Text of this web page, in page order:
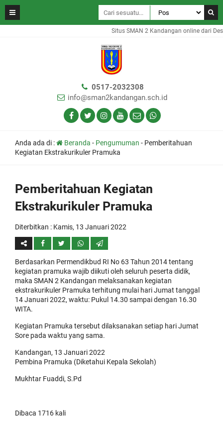
Situs SMAN 2 Kandangan online dari
0517-2032308
info@sman2kandangan.sch.id
Anda ada di : Beranda - Pengumuman - Pemberitahuan
Kegiatan Ekstrakurikuler Pramuka
Pemberitahuan Kegiatan
Ekstrakurikuler Pramuka
Diterbitkan : Kamis, 13 Januari 2022
Berdasarkan Permendikbud RI No 63 Tahun 2014 tentang
kegiatan pramuka wajib diikuti oleh seluruh peserta didik,
maka SMAN 2 Kandangan melaksanakan kegiatan
ekstrakurikuler Pramuka terhitung mulai hari Jumat tanggal
14 Januari 2022, waktu: Pukul 14.30 sampai dengan 16.30
WITA.
Kegiatan Pramuka tersebut dilaksanakan setiap hari Jumat
Sore pada waktu yang sama.
Kandangan, 13 Januari 2022
Pembina Pramuka (Diketahui Kepala Sekolah)
Mukhtar Fuaddi, S.Pd
Dibaca 1716 kali